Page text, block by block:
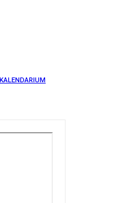
KALENDARIUM